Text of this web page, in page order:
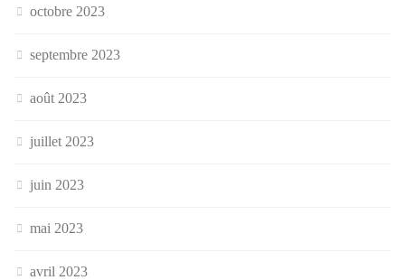
octobre 2023
septembre 2023
août 2023
juillet 2023
juin 2023
mai 2023
avril 2023